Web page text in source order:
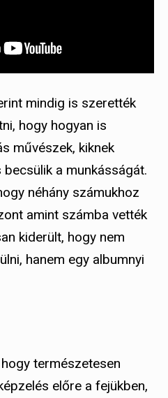
mindig is szerették
hogy hogyan is
művészek, kiknek
a munkásságát.
néhány számukhoz
amint számba vették
kiderült, hogy nem
hanem egy albumnyi
természetesen
előre a fejükben,